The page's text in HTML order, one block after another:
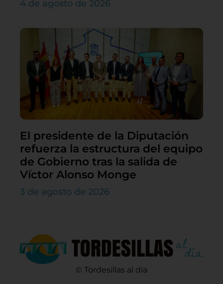
4 de agosto de 2026
El presidente de la Diputación
refuerza la estructura del equipo
de Gobierno tras la salida de
Víctor Alonso Monge
3 de agosto de 2026
© Tordesillas al día